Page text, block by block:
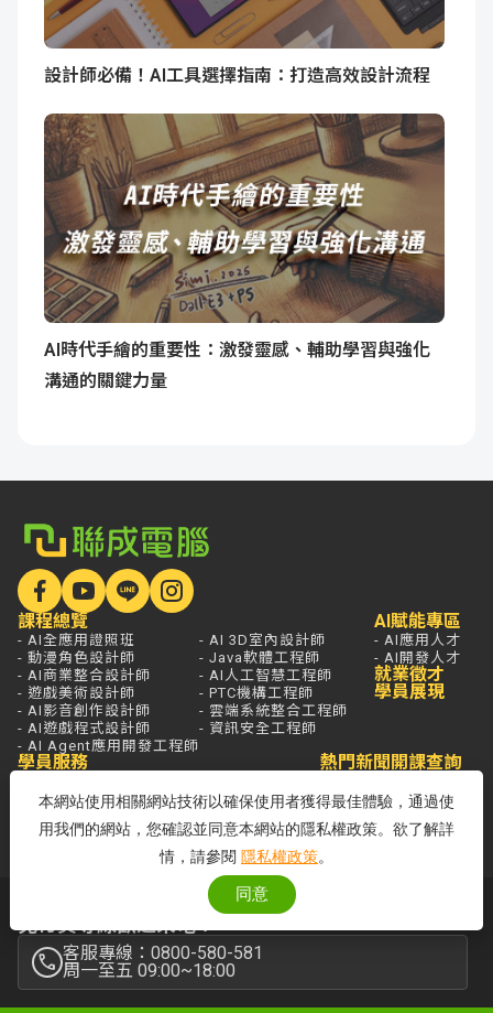
設計師必備！AI工具選擇指南：打造高效設計流程
AI時代手繪的重要性：激發靈感、輔助學習與強化
溝通的關鍵力量
課程總覽
- AI全應用證照班
- 動漫角色設計師
- AI商業整合設計師
- 遊戲美術設計師
- AI影音創作設計師
- AI遊戲程式設計師
- AI Agent應用開發工程師
- AI 3D室內設計師
- Java軟體工程師
- AI人工智慧工程師
- PTC機構工程師
- 雲端系統整合工程師
- 資訊安全工程師
AI賦能專區
- AI應用人才
- AI開發人才
就業徵才
學員展現
學員服務
- 國家登錄AI人才培訓機構
- 品牌大事記
熱門新聞 開課查詢
若想進一步了解，打通電話問最安心，
免付費專線歡迎來電！
客服專線：0800-580-581
周一至五 09:00~18:00
本網站使用相關網站技術以確保使用者獲得最佳體驗，通過使
用我們的網站，您確認並同意本網站的隱私權政策。欲了解詳
情，請參閱 隱私權政策。
同意